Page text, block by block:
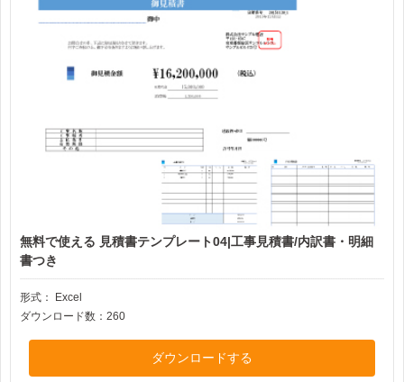
無料で使える 見積書テンプレート04|工事見積書/内訳書・明細
書つき
形式：
Excel
ダウンロード数：260
ダウンロードする